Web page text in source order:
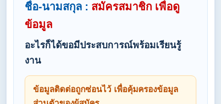
ชื่อ-นามสกุล : สมัครสมาชิก เพื่อดู
ข้อมูล
อะไรก็ได้ขอมีประสบการณ์พร้อมเรียนรู้
งาน
ข้อมูลติดต่อถูกซ่อนไว้ เพื่อคุ้มครองข้อมูล